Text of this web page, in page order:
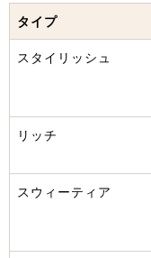
タイプ
スタイリッシュ
リッチ
スウィーティア